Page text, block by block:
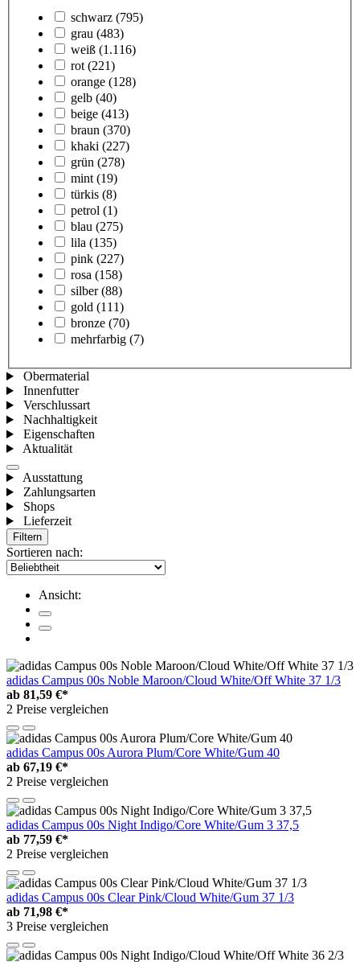
schwarz (795)
grau (483)
weiß (1.116)
rot (221)
orange (128)
gelb (40)
beige (413)
braun (370)
khaki (227)
grün (278)
mint (19)
türkis (8)
petrol (1)
blau (275)
lila (135)
pink (227)
rosa (158)
silber (88)
gold (111)
bronze (70)
mehrfarbig (7)
Obermaterial
Innenfutter
Verschlussart
Nachhaltigkeit
Eigenschaften
Aktualität
Ausstattung
Zahlungsarten
Shops
Lieferzeit
Filtern
Sortieren nach:
Ansicht:
adidas Campus 00s Noble Maroon/Cloud White/Off White 37 1/3
ab 81,59 €*
2 Preise vergleichen
adidas Campus 00s Aurora Plum/Core White/Gum 40
ab 67,19 €*
2 Preise vergleichen
adidas Campus 00s Night Indigo/Core White/Gum 3 37,5
ab 77,59 €*
2 Preise vergleichen
adidas Campus 00s Clear Pink/Cloud White/Gum 37 1/3
ab 71,98 €*
3 Preise vergleichen